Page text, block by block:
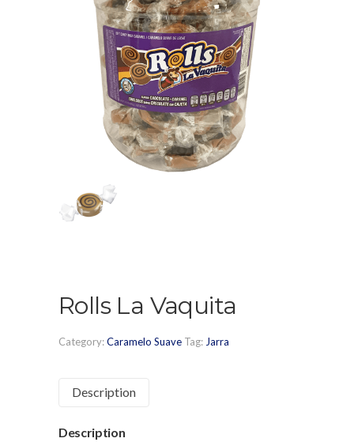
Rolls La Vaquita
Category:Caramelo Suave Tag: Jarra
Description
Description